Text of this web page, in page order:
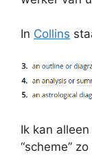
In Collins
Ik kan
“scheme”